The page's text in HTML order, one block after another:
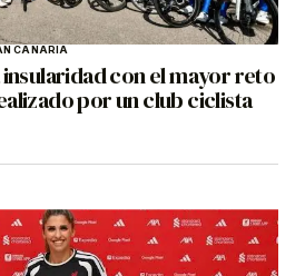
CANARIA
insularidad con el mayor reto
por un club ciclista